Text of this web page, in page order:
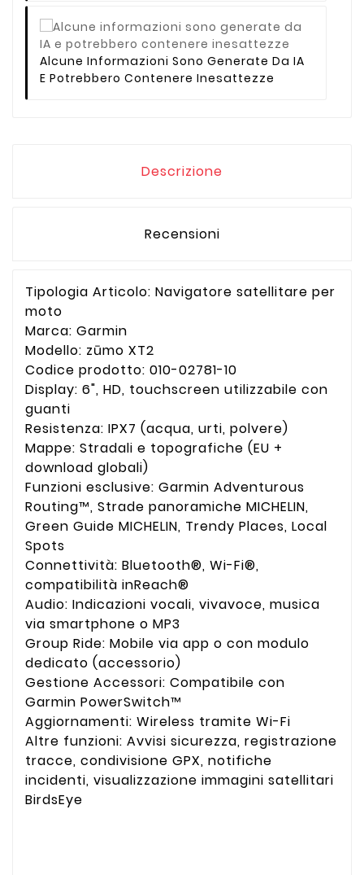
Alcune Informazioni Sono Generate Da IA
E Potrebbero Contenere Inesattezze
Descrizione
Recensioni
Tipologia Articolo: Navigatore satellitare per
moto
Marca: Garmin
Modello: zūmo XT2
Codice prodotto: 010-02781-10
Display: 6", HD, touchscreen utilizzabile con
guanti
Resistenza: IPX7 (acqua, urti, polvere)
Mappe: Stradali e topografiche (EU +
download globali)
Funzioni esclusive: Garmin Adventurous
Routing™, Strade panoramiche MICHELIN,
Green Guide MICHELIN, Trendy Places, Local
Spots
Connettività: Bluetooth®, Wi-Fi®,
compatibilità inReach®
Audio: Indicazioni vocali, vivavoce, musica
via smartphone o MP3
Group Ride: Mobile via app o con modulo
dedicato (accessorio)
Gestione Accessori: Compatibile con
Garmin PowerSwitch™
Aggiornamenti: Wireless tramite Wi-Fi
Altre funzioni: Avvisi sicurezza, registrazione
tracce, condivisione GPX, notifiche
incidenti, visualizzazione immagini satellitari
BirdsEye